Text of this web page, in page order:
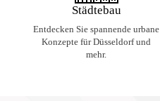
Städtebau
Entdecken Sie spannende urbane
Konzepte für Düsseldorf und
mehr.